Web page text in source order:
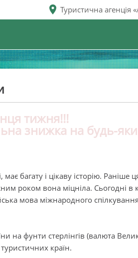
Туристична агенція
тижня!!!
знижка на будь-
багату і цікаву історію. Раніше
роком вона міцніла. Сьогодні в
мова міжнародного
на фунти стерлінгів (валюта
країн.